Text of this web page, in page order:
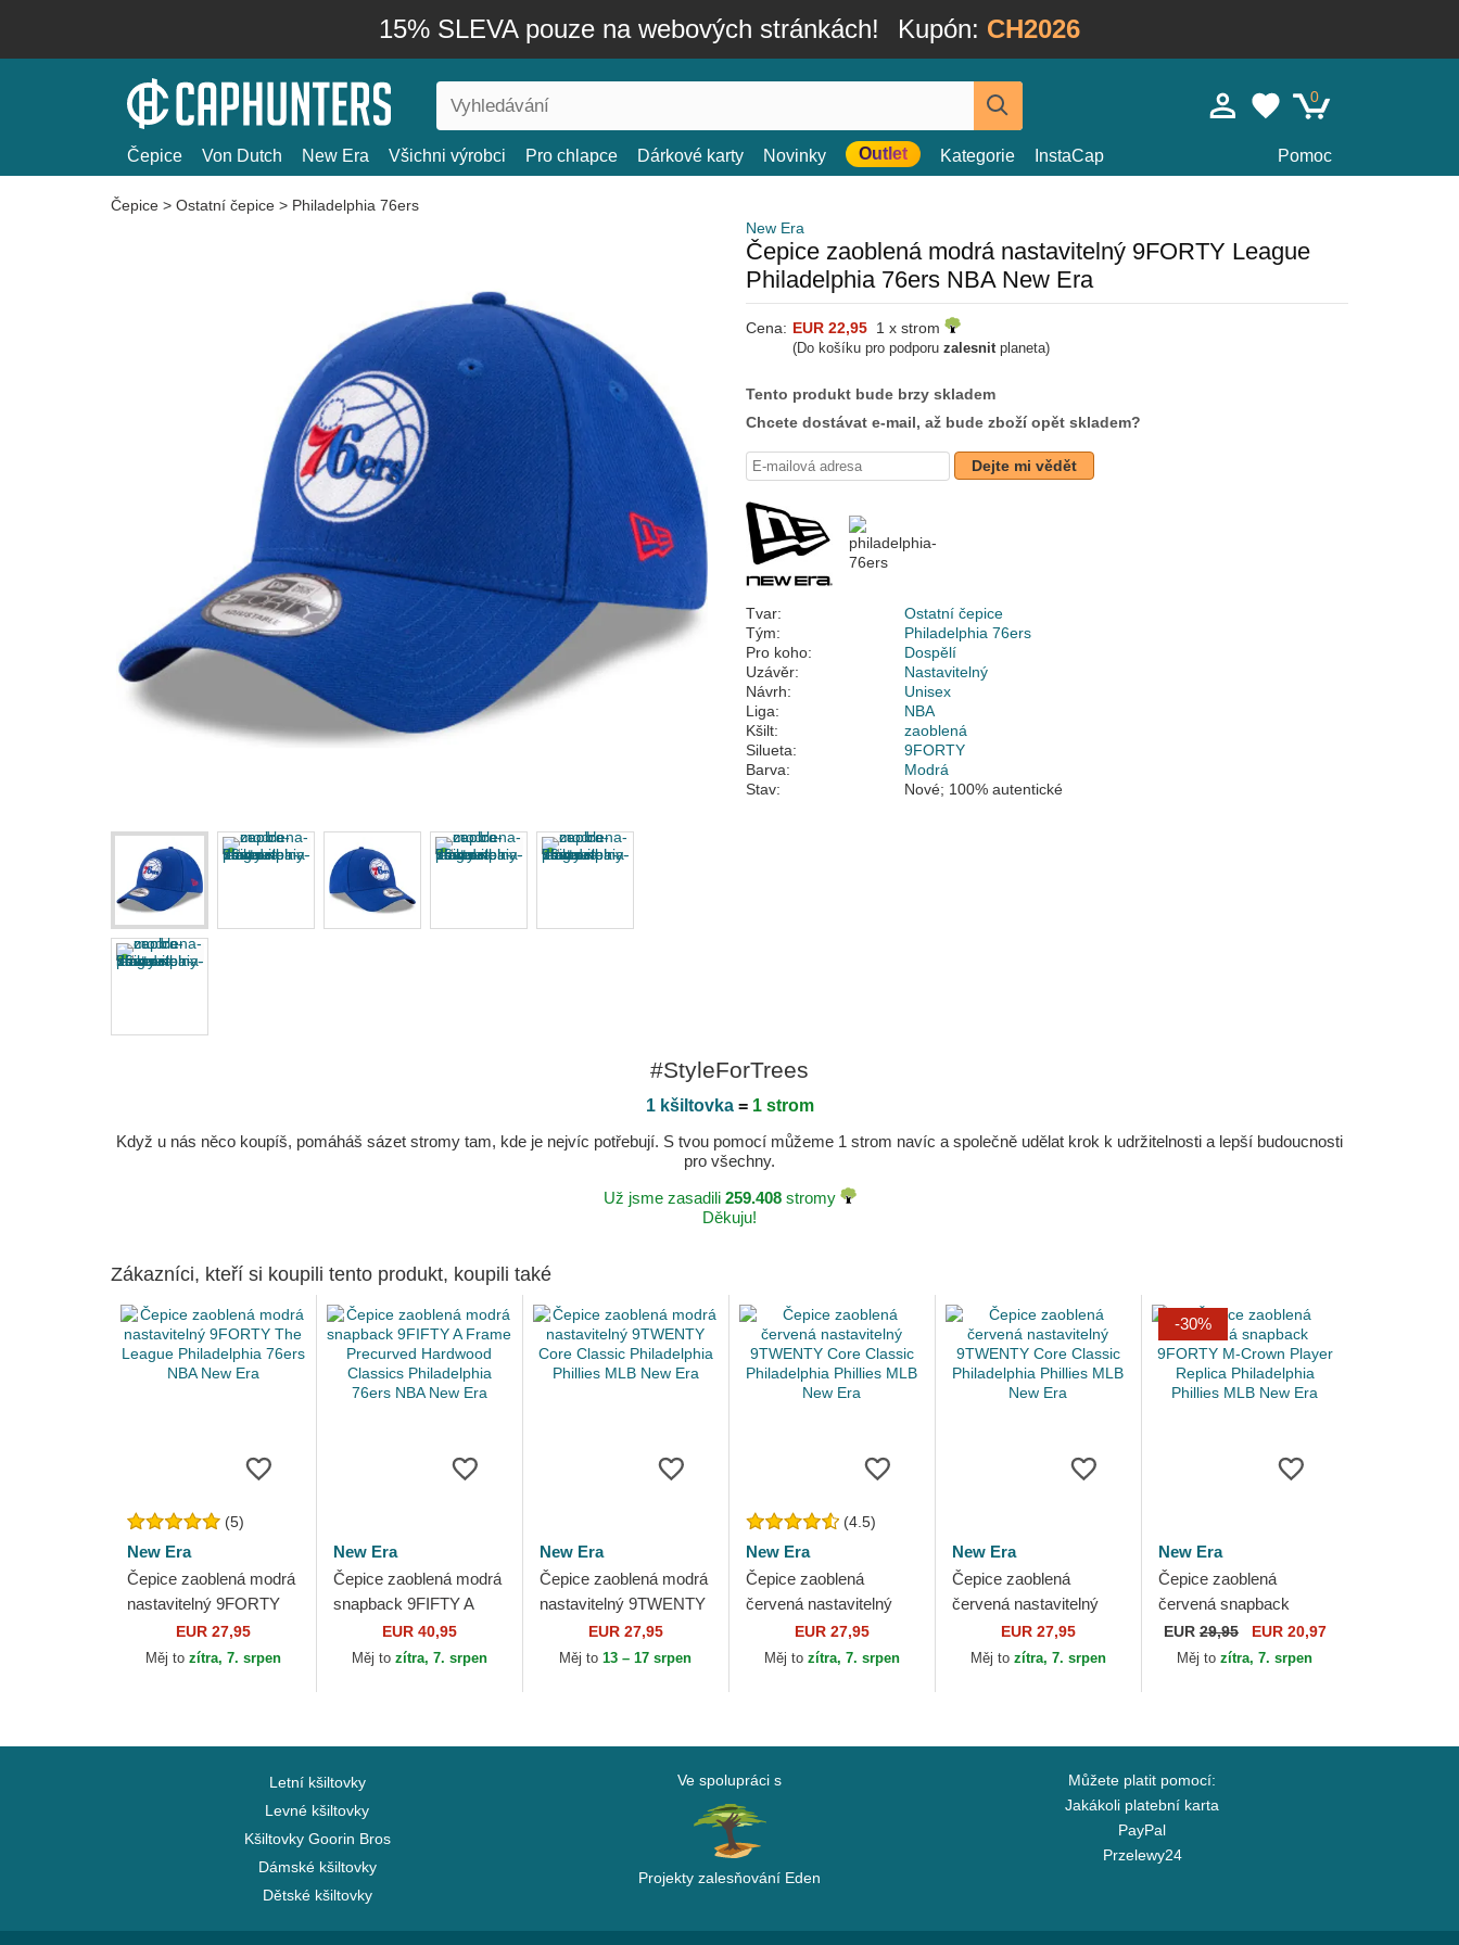
15% SLEVA pouze na webových stránkách! Kupón: CH2026
0
Čepice Von Dutch New Era Všichni výrobci Pro chlapce Dárkové karty Novinky Outlet Kategorie InstaCap Pomoc
Čepice > Ostatní čepice > Philadelphia 76ers
New Era
Čepice zaoblená modrá nastavitelný 9FORTY League
Philadelphia 76ers NBA New Era
Cena: EUR 22,95 1 x strom
(Do košíku pro podporu zalesnitplaneta)
Tento produkt bude brzy skladem
Chcete dostávat e-mail, až bude zboží opět skladem?
Dejte mi vědět
Tvar:
Ostatní čepice
Tým:
Philadelphia 76ers
Pro koho:
Dospělí
Uzávěr:
Nastavitelný
Návrh:
Unisex
Liga:
NBA
Kšilt:
zaoblená
Silueta:
9FORTY
Barva:
Modrá
Stav:
Nové; 100% autentické
#StyleForTrees
1 kšiltovka= 1 strom
Když u nás něco koupíš, pomáháš sázet stromy tam, kde je nejvíc potřebují. S tvou pomocí můžeme 1 strom navíc a společně udělat krok k udržitelnosti a lepší budoucnosti
pro všechny.
Už jsme zasadili 259.408stromy
Děkuju!
Zákazníci, kteří si koupili tento produkt, koupili také
(5)
New Era
Čepice zaoblená modrá
nastavitelný 9FORTY
The League Philadelphia
76ers NBA New Era
EUR 27,95
Měj to zítra, 7. srpen
New Era
Čepice zaoblená modrá
snapback 9FIFTY A
Frame Precurved
Hardwood Classics
EUR 40,95
Měj to zítra, 7. srpen
New Era
Čepice zaoblená modrá
nastavitelný 9TWENTY
Core Classic
Philadelphia Phillies
EUR 27,95
Měj to13 – 17 srpen
(4.5)
New Era
Čepice zaoblená
červená nastavitelný
9TWENTY Core
Classic Philadelphia
EUR 27,95
Měj to zítra, 7. srpen
New Era
Čepice zaoblená
červená nastavitelný
9TWENTY Core
Classic Philadelphia
EUR 27,95
Měj to zítra, 7. srpen
-30%
New Era
Čepice zaoblená
červená snapback
9FORTY M-Crown
Player Replica
EUR 29,95 EUR 20,97
Měj tozítra, 7. srpen
Letní kšiltovky
Levné kšiltovky
Kšiltovky Goorin Bros
Dámské kšiltovky
Dětské kšiltovky
Ve spolupráci s
Projekty zalesňování Eden
Můžete platit pomocí:
Jakákoli platební karta
PayPal
Przelewy24